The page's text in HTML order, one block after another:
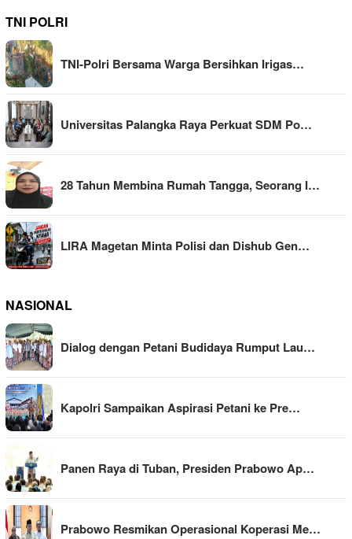
TNI POLRI
TNI-Polri Bersama Warga Bersihkan Irigas…
Universitas Palangka Raya Perkuat SDM Po…
28 Tahun Membina Rumah Tangga, Seorang I…
LIRA Magetan Minta Polisi dan Dishub Gen…
NASIONAL
Dialog dengan Petani Budidaya Rumput Lau…
Kapolri Sampaikan Aspirasi Petani ke Pre…
Panen Raya di Tuban, Presiden Prabowo Ap…
Prabowo Resmikan Operasional Koperasi Me…